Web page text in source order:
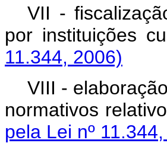
VII -
por instituições
11.344, 2006)
VIII -
normativos
pela Lei nº